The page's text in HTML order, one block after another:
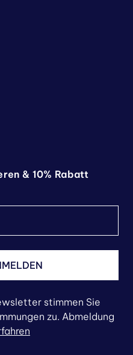
& 10% Rabatt
stimmen Sie
zu. Abmeldung